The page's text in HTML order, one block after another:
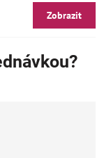
Zobrazit